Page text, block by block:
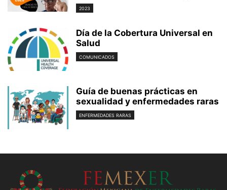
2023
Día de la Cobertura Universal en
Salud
COMUNICADOS
Guía de buenas prácticas en
sexualidad y enfermedades raras
ENFERMEDADES RARAS